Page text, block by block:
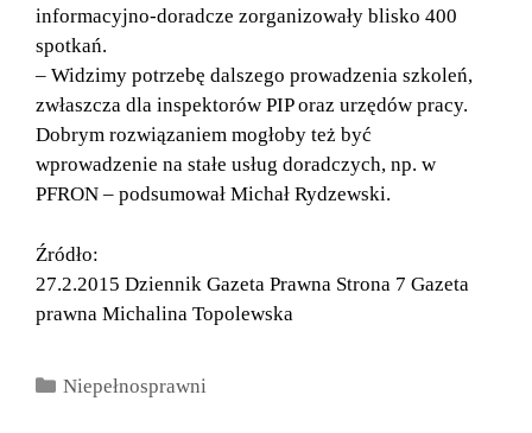
informacyjno-doradcze zorganizowały blisko 400
spotkań.
– Widzimy potrzebę dalszego prowadzenia szkoleń,
zwłaszcza dla inspektorów PIP oraz urzędów pracy.
Dobrym rozwiązaniem mogłoby też być
wprowadzenie na stałe usług doradczych, np. w
PFRON – podsumował Michał Rydzewski.
Źródło:
27.2.2015 Dziennik Gazeta Prawna Strona 7 Gazeta
prawna Michalina Topolewska
Kategorie
Niepełnosprawni